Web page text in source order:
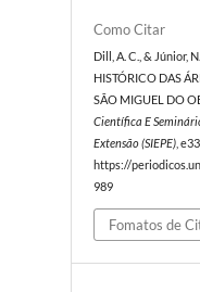
Como Citar
Dill, A. C., & Júnior,
HISTÓRICO DAS
SÃO MIGUEL DO
Científica E
Extensão (SIEPE) ,
https://
989
Fomatos de